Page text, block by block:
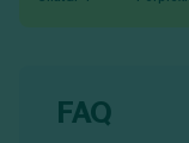
FAQ